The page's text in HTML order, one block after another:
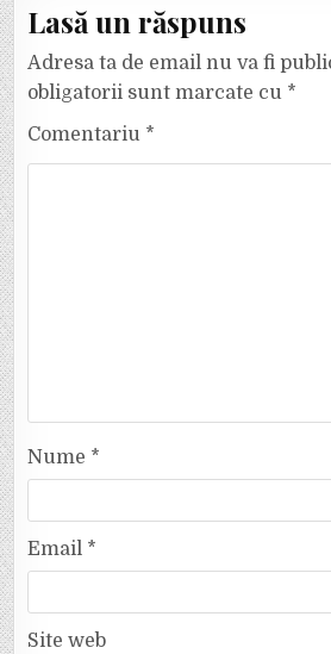
Lasă un răspuns
Adresa ta de email nu va fi
obligatorii sunt marcate cu *
Comentariu *
Nume *
Email *
Site web